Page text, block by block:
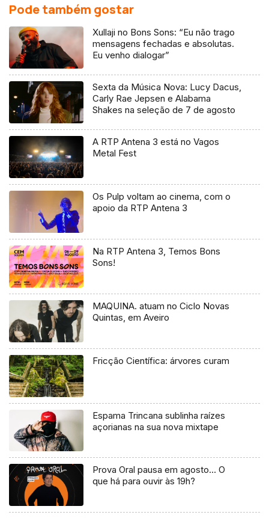
Pode também gostar
Xullaji no Bons Sons: “Eu não trago
mensagens fechadas e absolutas.
Eu venho dialogar”
Sexta da Música Nova: Lucy Dacus,
Carly Rae Jepsen e Alabama
Shakes na seleção de 7 de agosto
A RTP Antena 3 está no Vagos
Metal Fest
Os Pulp voltam ao cinema, com o
apoio da RTP Antena 3
Na RTP Antena 3, Temos Bons
Sons!
MAQUINA. atuam no Ciclo Novas
Quintas, em Aveiro
Fricção Científica: árvores curam
Espama Trincana sublinha raízes
açorianas na sua nova mixtape
Prova Oral pausa em agosto… O
que há para ouvir às 19h?